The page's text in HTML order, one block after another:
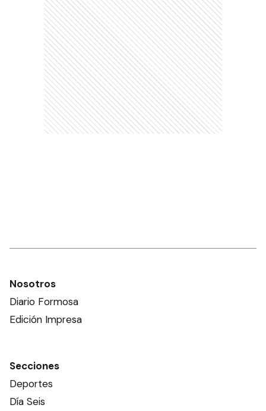
Nosotros
Diario Formosa
Edición Impresa
Secciones
Deportes
Día Seis